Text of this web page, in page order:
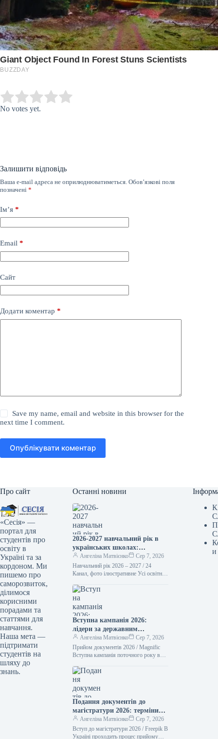
Rate this item:
No votes yet.
Залишити відповідь
Ваша e-mail адреса не оприлюднюватиметься. Обов’язкові поля
позначені *
Ім’я *
Email *
Сайт
Додати коментар *
Save my name, email and website in this browser for the
next time I comment.
Опублікувати коментар
Про сайт
«Сесія» —
портал для
студентів про
освіту в
Україні та за
кордоном. Ми
пишемо про
саморозвиток,
ділимося
корисними
порадами та
статтями для
навчання.
Наша мета —
підтримати
студентів на
шляху до
знань.
Останні новини
2026-2027 навчальний рік в
українських школах:
пріоритети та ключові
трансформації
Ангеліна Матвієнко
Сер 7, 2026
Навчальний рік 2026 – 2027 / 24
Канал, фото ілюстративне Усі освітні
підготовлені до нового…
Вступна кампанія 2026:
лідери за державним
замовленням
Ангеліна Матвієнко
Сер 7, 2026
Прийом документів 2026 / Magnific
Вступна кампанія поточного року в
отримали перші рекомендації для
зарахування…
Подання документів до
магістратури 2026: терміни
для абітурієнтів
Ангеліна Матвієнко
Сер 7, 2026
Вступ до магістратури 2026 / Freepik В
Україні проходить процес прийому
и